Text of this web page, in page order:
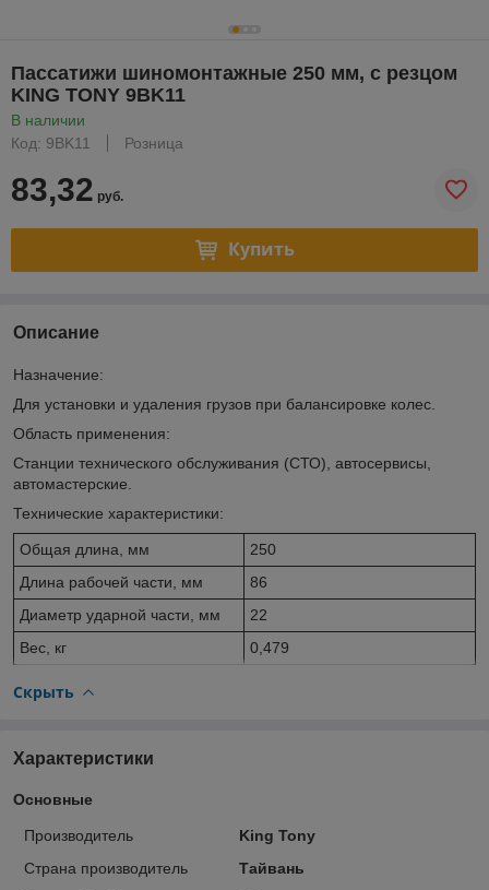
Пассатижи шиномонтажные 250 мм, с резцом
KING TONY 9BK11
В наличии
Код: 9BK11
Розница
83,32 руб.
Купить
Описание
Назначение:
Для установки и удаления грузов при балансировке колес.
Область применения:
Станции технического обслуживания (СТО), автосервисы,
автомастерские.
Технические характеристики:
Общая длина, мм
250
Длина рабочей части, мм
86
Диаметр ударной части, мм
22
Вес, кг
0,479
Скрыть
Характеристики
Основные
Производитель
King Tony
Страна производитель
Тайвань